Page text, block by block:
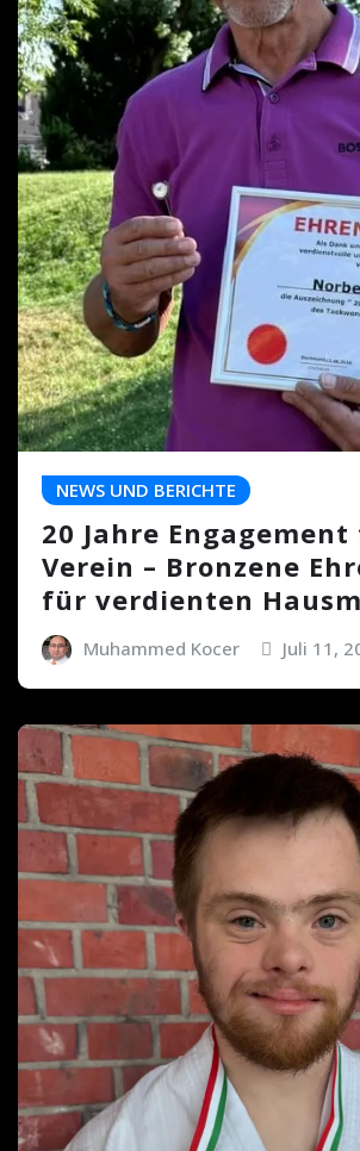
NEWS UND BERICHTE
20 Jahre
Verein – Bronzene
für verdienten
Muhammed Kocer Juli 11,